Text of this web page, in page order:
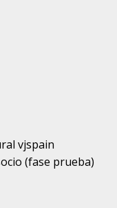
vjspain
(fase prueba)